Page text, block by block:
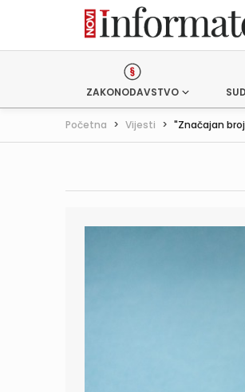
ZAKONODAVSTVO
Početna > Vijesti > "Značajan